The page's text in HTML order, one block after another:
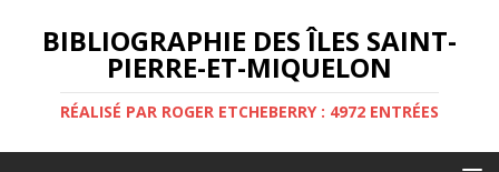
BIBLIOGRAPHIE DES ÎLES SAINT-
PIERRE-ET-MIQUELON
RÉALISÉ PAR ROGER ETCHEBERRY : 4972 ENTRÉES